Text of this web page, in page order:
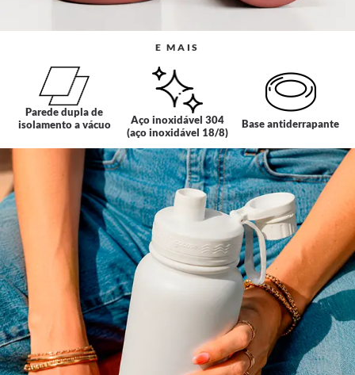
E MAIS
Parede dupla de
isolamento a vácuo
Aço inoxidável 304
(aço inoxidável 18/8)
Base antiderrapante